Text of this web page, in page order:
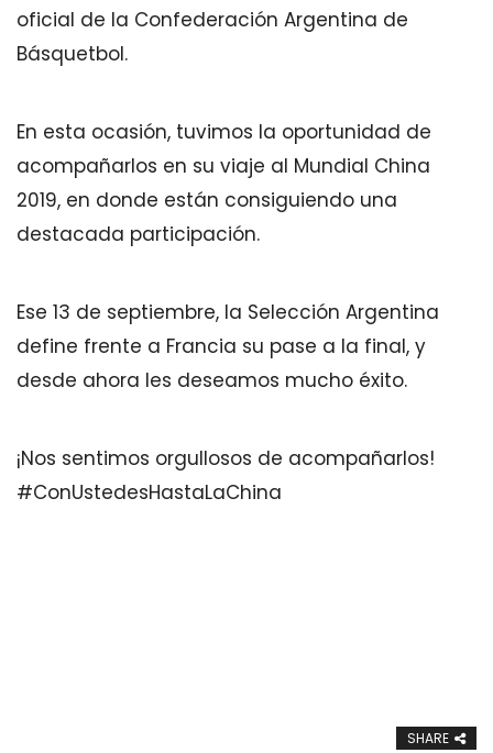
oficial de la Confederación Argentina de
Básquetbol.
En esta ocasión, tuvimos la oportunidad de
acompañarlos en su viaje al Mundial China
2019, en donde están consiguiendo una
destacada participación.
Ese 13 de septiembre, la Selección Argentina
define frente a Francia su pase a la final, y
desde ahora les deseamos mucho éxito.
¡Nos sentimos orgullosos de acompañarlos!
#ConUstedesHastaLaChina
SHARE